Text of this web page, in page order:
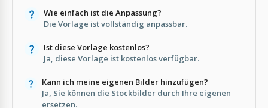
Wie einfach ist die Anpassung?
Die Vorlage ist vollständig anpassbar.
Ist diese Vorlage kostenlos?
Ja, diese Vorlage ist kostenlos verfügbar.
Kann ich meine eigenen Bilder hinzufügen?
Ja, Sie können die Stockbilder durch Ihre eigenen
ersetzen.